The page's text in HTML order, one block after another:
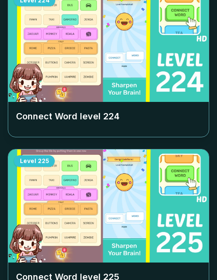
Connect Word level 224
Level 225
Connect Word level 225